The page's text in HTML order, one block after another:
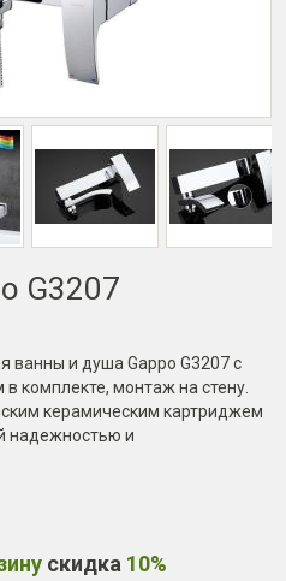
G3207
и душа Gappo G3207 с
комплекте, монтаж на стену.
керамическим картриджем
надежностью и
скидка 10%